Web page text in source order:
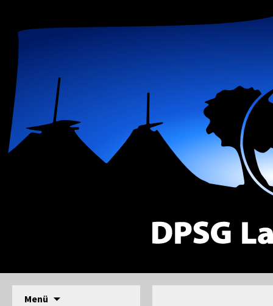
DPSG Stamm Langerwehe, Deutsche
Menü